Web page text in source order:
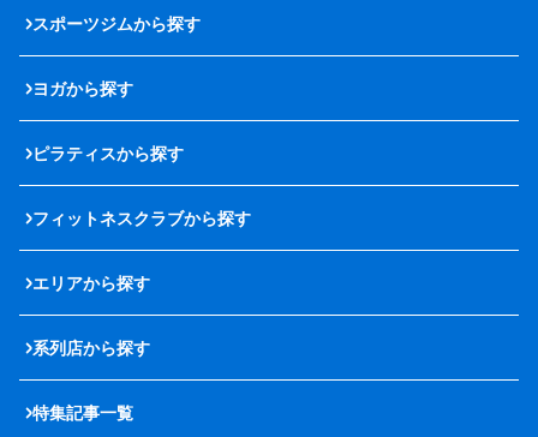
スポーツジムから探す
ヨガから探す
ピラティスから探す
フィットネスクラブから探す
エリアから探す
系列店から探す
特集記事一覧